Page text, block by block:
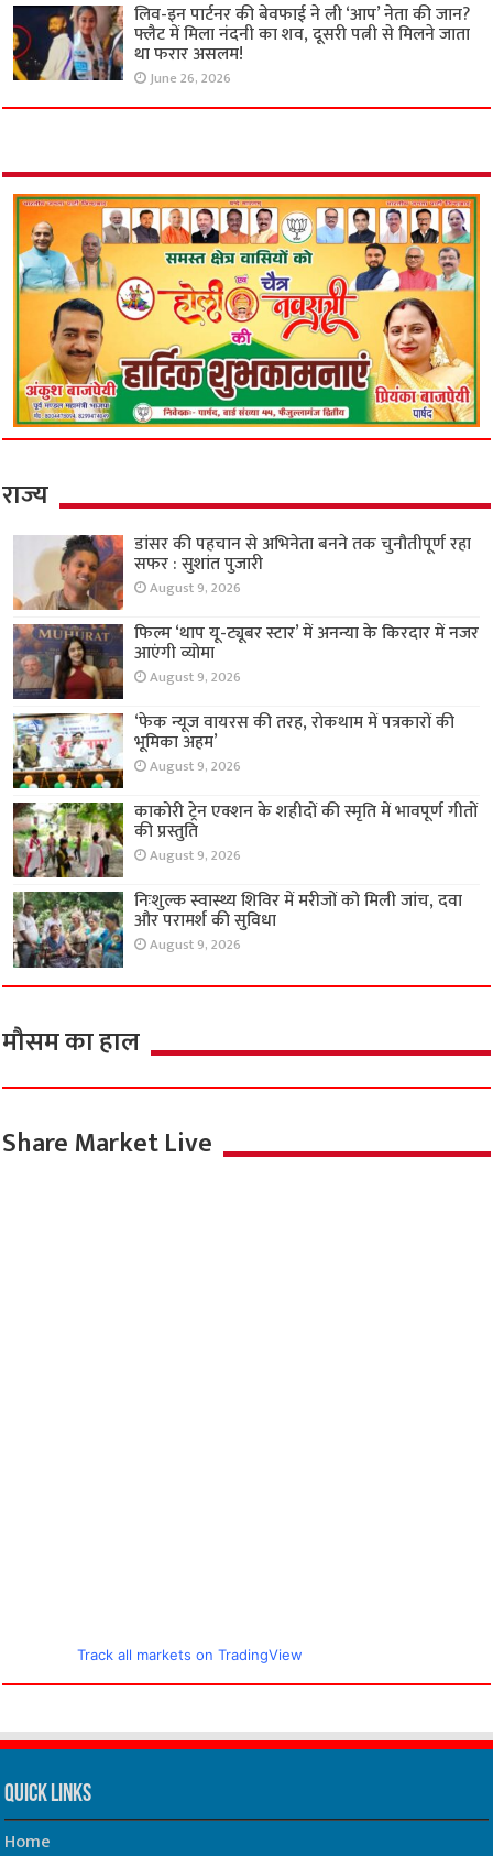
लिव-इन पार्टनर की बेवफाई ने ली ‘आप’ नेता की जान?
फ्लैट में मिला नंदनी का शव, दूसरी पत्नी से मिलने जाता
था फरार असलम!
June 26, 2026
राज्य
डांसर की पहचान से अभिनेता बनने तक चुनौतीपूर्ण रहा
सफर : सुशांत पुजारी
August 9, 2026
फिल्म ‘थाप यू-ट्यूबर स्टार’ में अनन्या के किरदार में नजर
आएंगी व्योमा
August 9, 2026
‘फेक न्यूज वायरस की तरह, रोकथाम में पत्रकारों की
भूमिका अहम’
August 9, 2026
काकोरी ट्रेन एक्शन के शहीदों की स्मृति में भावपूर्ण गीतों
की प्रस्तुति
August 9, 2026
निःशुल्क स्वास्थ्य शिविर में मरीजों को मिली जांच, दवा
और परामर्श की सुविधा
August 9, 2026
मौसम का हाल
Share Market Live
Track all markets on TradingView
Quick Links
Home